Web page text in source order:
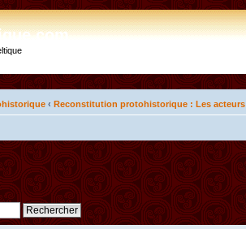
‹ Reconstitution protohistorique : Les acteurs